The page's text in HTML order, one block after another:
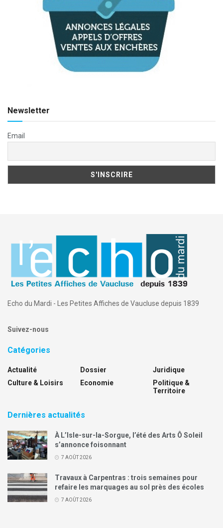
Newsletter
Email
Echo du Mardi - Les Petites Affiches de Vaucluse depuis 1839
Suivez-nous
Catégories
Actualité
Culture & Loisirs
Dossier
Economie
Juridique
Politique &
Territoire
Dernières actualités
À L’Isle-sur-la-Sorgue, l’été des Arts Ô Soleil
s’annonce foisonnant
7 AOÛT 2026
Travaux à Carpentras : trois semaines pour
refaire les marquages au sol près des écoles
7 AOÛT 2026